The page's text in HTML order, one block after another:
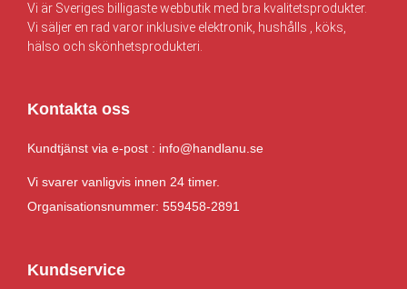
Vi är Sveriges billigaste webbutik med bra kvalitetsprodukter.
Vi säljer en rad varor inklusive elektronik, hushålls , köks,
hälso och skönhetsprodukteri.
Kontakta oss
Kundtjänst via e-post : info@handlanu.se
Vi svarer vanligvis innen 24 timer.
Organisationsnummer: 559458-2891
Kundservice